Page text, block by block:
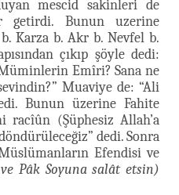
mescid sakinleri de
getirdi. Bunun uzerine
Karza b. Akr b. Nevfel b.
çıkıp şöyle dedi:
Emîri? Sana ne
Muaviye de: “Ali
Bunun üzerine Fahite
(Şüphesiz Allah’a
dedi. Sonra
Efendisi ve
Pâk Soyuna salât etsin)